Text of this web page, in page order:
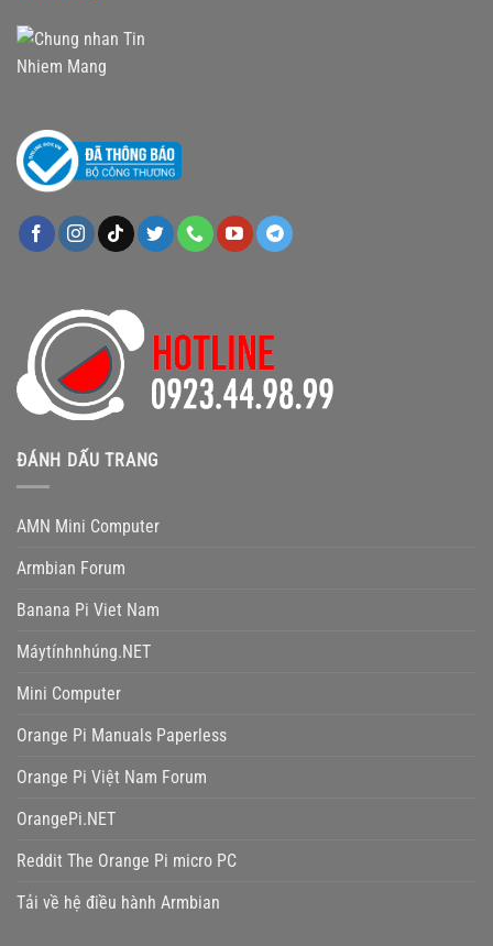
ĐÁNH DẤU TRANG
AMN Mini Computer
Armbian Forum
Banana Pi Viet Nam
Máytínhnhúng.NET
Mini Computer
Orange Pi Manuals Paperless
Orange Pi Việt Nam Forum
OrangePi.NET
Reddit The Orange Pi micro PC
Tải về hệ điều hành Armbian